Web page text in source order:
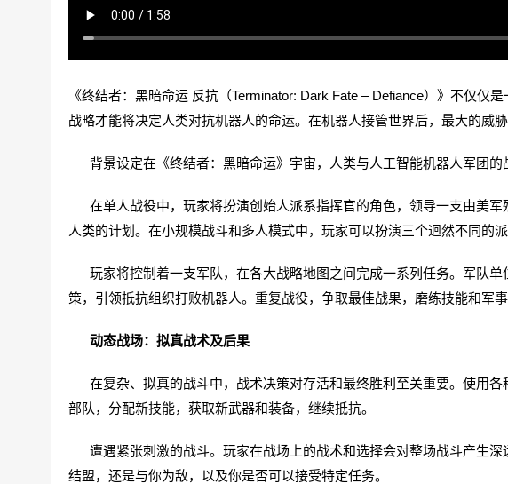
《终结者：黑暗命运 反抗（Terminator: Dark Fate – Defiance）》不仅仅
战略才能将决定人类对抗机器人的命运。在机器人接管世界后，最大的威
背景设定在《终结者：黑暗命运》宇宙，人类与人工智能机器人军团的
在单人战役中，玩家将扮演创始人派系指挥官的角色，领导一支由美军
人类的计划。在小规模战斗和多人模式中，玩家可以扮演三个迥然不同的
玩家将控制着一支军队，在各大战略地图之间完成一系列任务。军队
策，引领抵抗组织打败机器人。重复战役，争取最佳战果，磨练技能和军事
动态战场：拟真战术及后果
在复杂、拟真的战斗中，战术决策对存活和最终胜利至关重要。使用各
部队，分配新技能，获取新武器和装备，继续抵抗。
遭遇紧张刺激的战斗。玩家在战场上的战术和选择会对整场战斗产生深
结盟，还是与你为敌，以及你是否可以接受特定任务。